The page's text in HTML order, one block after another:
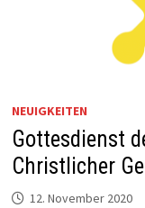
NEUIGKEITEN
Gottesdienst
Christlicher
12. November 2020